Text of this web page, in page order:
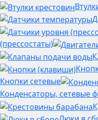
(прессостаты)
Кнопки сетевые
Конденсаторы, сетевые